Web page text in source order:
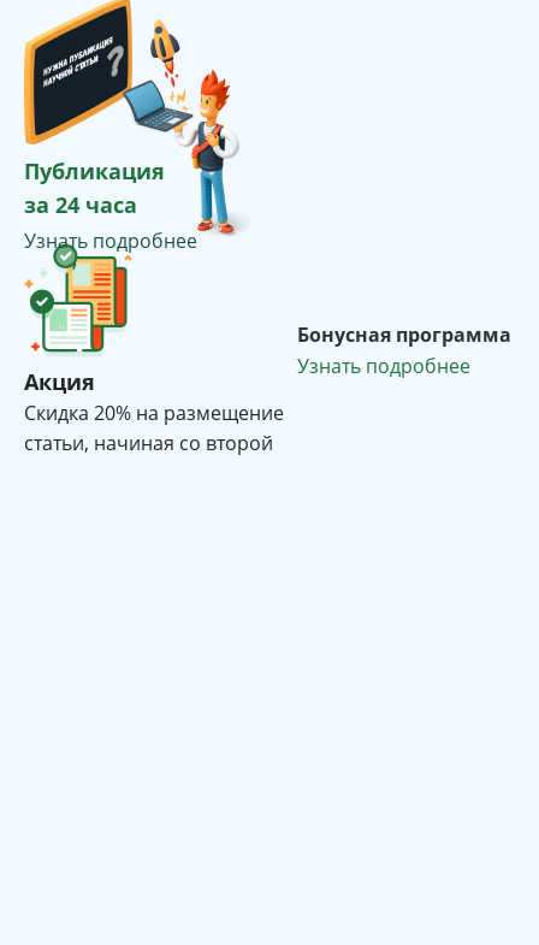
Публикация
за 24 часа
Узнать подробнее
Акция
Cкидка 20% на размещение
статьи, начиная со второй
Бонусная программа
Узнать подробнее